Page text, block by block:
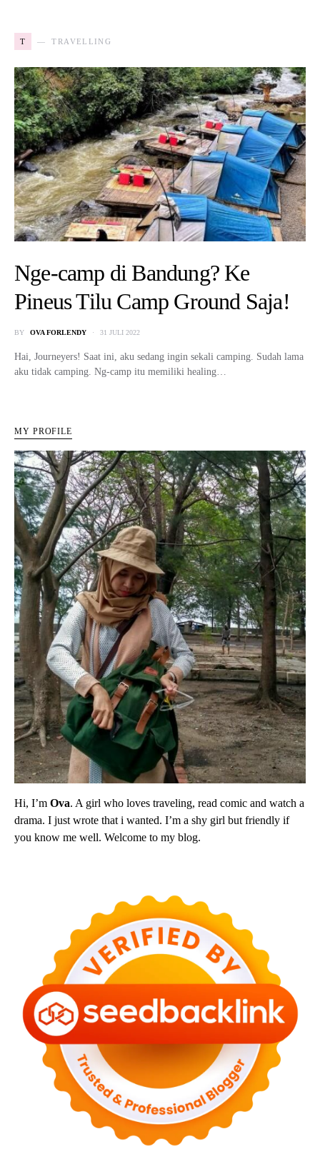
T TRAVELLING
Nge-camp di Bandung? Ke
Pineus Tilu Camp Ground Saja!
BY OVA FORLENDY 31 JULI 2022
Hai, Journeyers! Saat ini, aku sedang ingin sekali camping. Sudah lama
aku tidak camping. Ng-camp itu memiliki healing…
MY PROFILE
Hi, I’m Ova. A girl who loves traveling, read comic and watch a
drama. I just wrote that i wanted. I’m a shy girl but friendly if
you know me well. Welcome to my blog.